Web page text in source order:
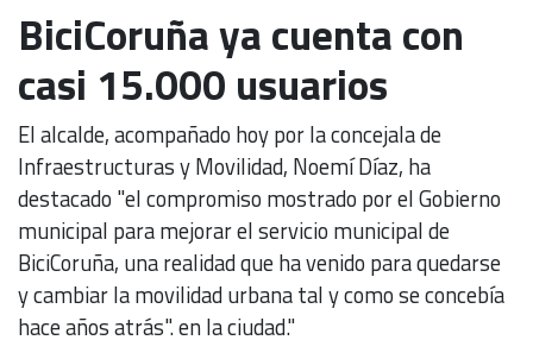
BiciCoruña ya cuenta con
casi 15.000 usuarios
El alcalde, acompañado hoy por la concejala de
Infraestructuras y Movilidad, Noemí Díaz, ha
destacado "el compromiso mostrado por el Gobierno
municipal para mejorar el servicio municipal de
BiciCoruña, una realidad que ha venido para quedarse
y cambiar la movilidad urbana tal y como se concebía
hace años atrás". en la ciudad."